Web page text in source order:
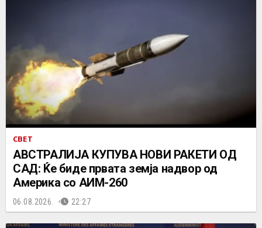
СВЕТ
АВСТРАЛИЈА КУПУВА НОВИ РАКЕТИ ОД
САД: Ќе биде првата земја надвор од
Америка со АИМ-260
06.08.2026. 22:27